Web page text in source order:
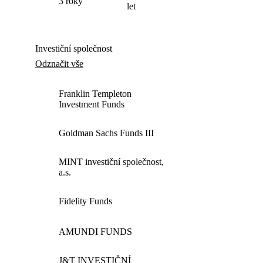
let
Investiční společnost
Odznačit vše
Franklin Templeton
Investment Funds
Goldman Sachs Funds III
MINT investiční společnost,
a.s.
Fidelity Funds
AMUNDI FUNDS
J&T INVESTIČNÍ